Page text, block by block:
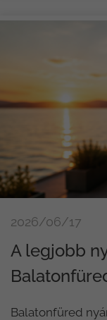
2026/06/17
A legjobb
Balatonfüred